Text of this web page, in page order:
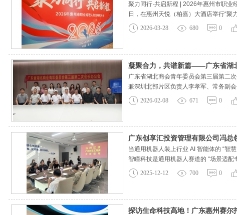
聚力同行·共启新程 | 2026年惠州市职
日，在惠州天悦（柏嘉）大酒店举行“
快相聚，当美酒已斟满，佳肴已备好，
2026-03-28 680 0
凝聚合力，共谱新篇——广东省湖
广东省湖北商会青年委员会第三届第二
兼深圳北部片区负责人李孝军、常务副
识与合规的序曲奏鸣会议开场，参会人
2026-02-08 671 0
广东创享汇投资管理有限公司冯
当通用机器人装上行业 AI 智能体的 “智
智瞳科技是通用机器人赛道的 “场景适
“会动” 升级为 “会思考、能干活”。刚进
2025-12-12 700 0
探访生命科技高地！广东惠州赛